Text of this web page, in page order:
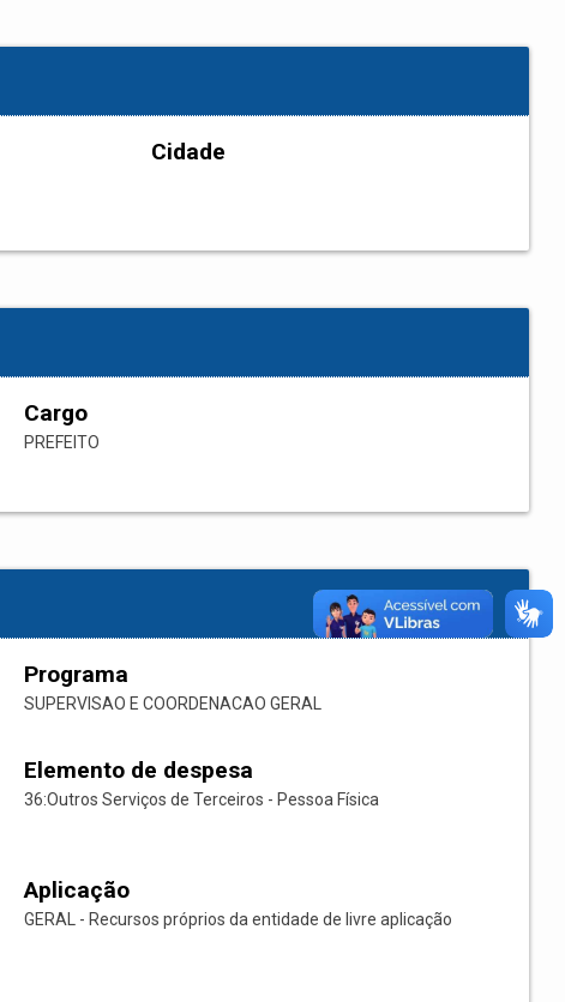
Cidade
Cargo
PREFEITO
Programa
SUPERVISAO E COORDENACAO GERAL
Elemento de despesa
36:Outros Serviços de Terceiros - Pessoa Física
Aplicação
GERAL - Recursos próprios da entidade de livre aplicação